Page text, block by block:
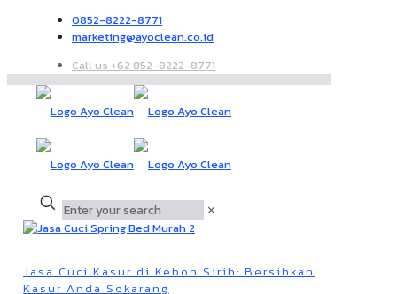
0852-8222-8771
marketing@ayoclean.co.id
Call us +62 852-8222-8771
✕
Jasa Cuci Kasur di Kebon Sirih: Bersihkan
Kasur Anda Sekarang